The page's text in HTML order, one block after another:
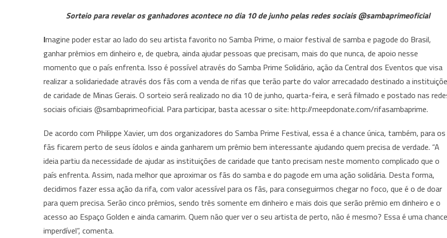
Prime
rifa
solidária
para
ajudar
instituições
de
Sorteio para revelar os ganhadores acontece no dia 10 de junho pelas redes sociais @sambaprimeoficial
Imagine poder estar ao lado do seu artista favorito no Samba Prime, o maior festival de samba e pagode do Brasil,
ganhar prêmios em dinheiro e, de quebra, ainda ajudar pessoas que precisam, mais do que nunca, de apoio nesse
momento que o país enfrenta. Isso é possível através do Samba Prime Solidário, ação da Central dos Eventos que visa
realizar a solidariedade através dos fãs com a venda de rifas que terão parte do valor arrecadado destinado a
de caridade de Minas Gerais. O sorteio será realizado no dia 10 de junho, quarta-feira, e será filmado e postado nas
sociais oficiais @sambaprimeoficial. Para participar, basta acessar o site: http://meepdonate.com/rifasambaprime.
De acordo com Philippe Xavier, um dos organizadores do Samba Prime Festival, essa é a chance única, também, para os
fãs ficarem perto de seus ídolos e ainda ganharem um prêmio bem interessante ajudando quem precisa de verdade. “A
ideia partiu da necessidade de ajudar as instituições de caridade que tanto precisam neste momento complicado que o
país enfrenta. Assim, nada melhor que aproximar os fãs do samba e do pagode em uma ação solidária. Desta forma,
decidimos fazer essa ação da rifa, com valor acessível para os fãs, para conseguirmos chegar no foco, que é o de doar
para quem precisa. Serão cinco prêmios, sendo três somente em dinheiro e mais dois que serão prêmio em dinheiro e o
acesso ao Espaço Golden e ainda camarim. Quem não quer ver o seu artista de perto, não é mesmo? Essa é uma chance
imperdível”, comenta.